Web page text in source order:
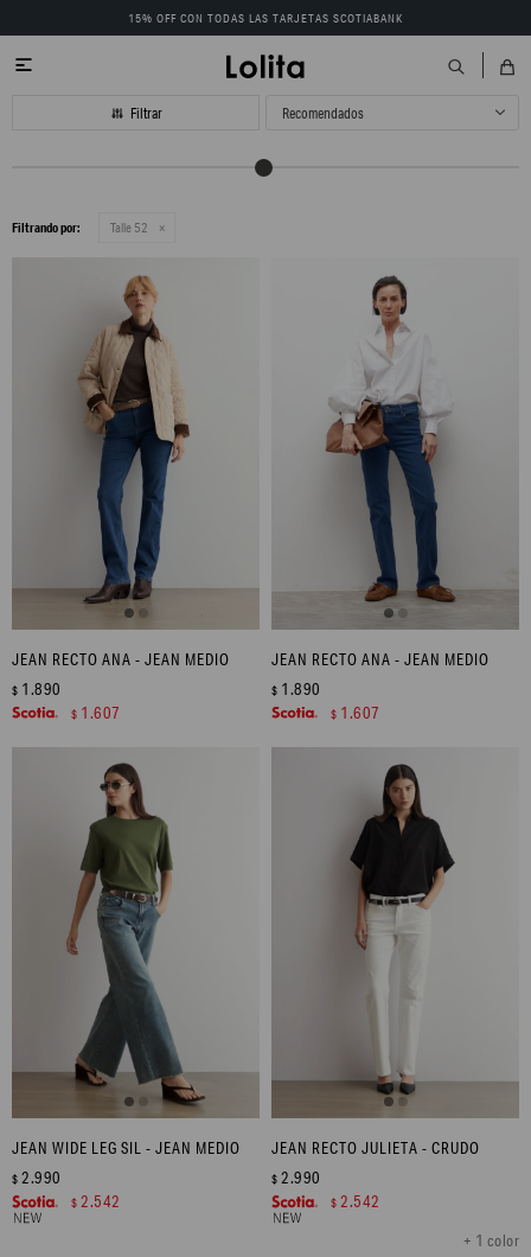
15% OFF CON TODAS LAS TARJETAS SCOTIABANK

Recomendados
Filtrando por: Talle 52
JEAN RECTO ANA - JEAN MEDIO
$ 1.890
$ 1.607
JEAN RECTO ANA - JEAN MEDIO
$ 1.890
$ 1.607
JEAN WIDE LEG SIL - JEAN MEDIO
$ 2.990
$ 2.542
JEAN RECTO JULIETA - CRUDO
+ 1 color
$ 2.990
$ 2.542